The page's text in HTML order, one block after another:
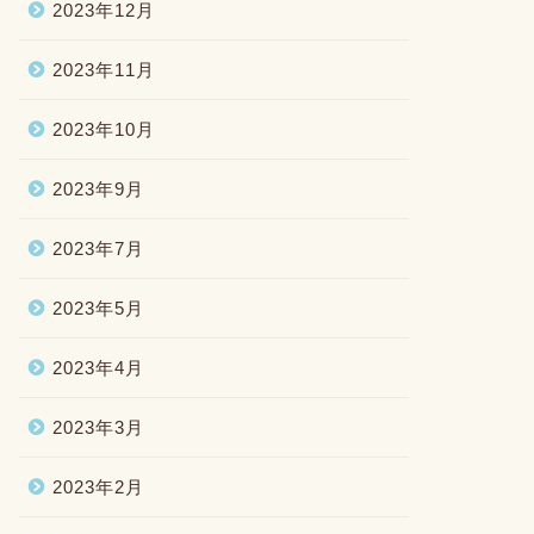
2023年12月
2023年11月
2023年10月
2023年9月
2023年7月
2023年5月
2023年4月
2023年3月
2023年2月